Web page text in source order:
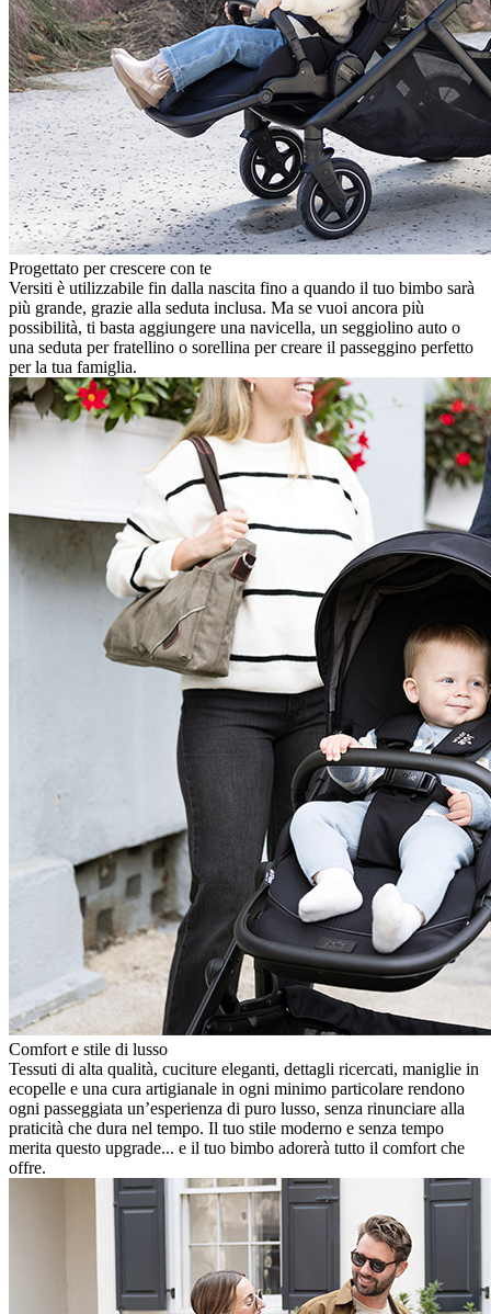
Progettato per crescere con te
Versiti è utilizzabile fin dalla nascita fino a quando il tuo bimbo sarà
più grande, grazie alla seduta inclusa. Ma se vuoi ancora più
possibilità, ti basta aggiungere una navicella, un seggiolino auto o
una seduta per fratellino o sorellina per creare il passeggino perfetto
per la tua famiglia.
Comfort e stile di lusso
Tessuti di alta qualità, cuciture eleganti, dettagli ricercati, maniglie in
ecopelle e una cura artigianale in ogni minimo particolare rendono
ogni passeggiata un’esperienza di puro lusso, senza rinunciare alla
praticità che dura nel tempo. Il tuo stile moderno e senza tempo
merita questo upgrade... e il tuo bimbo adorerà tutto il comfort che
offre.